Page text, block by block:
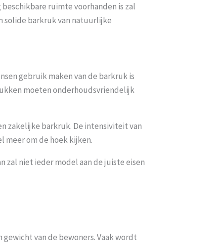
ruimte voorhanden is zal
solide barkruk van natuurlijke
gebruik maken van de barkruk is
moeten onderhoudsvriendelijk
zakelijke barkruk. De intensiviteit van
meer om de hoek kijken.
niet ieder model aan de juiste eisen
van de bewoners. Vaak wordt